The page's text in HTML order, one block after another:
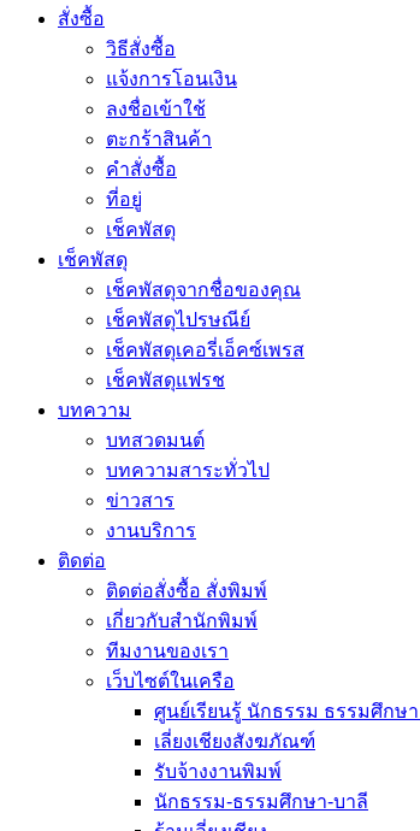
สั่งซื้อ
วิธีสั่งซื้อ
แจ้งการโอนเงิน
ลงชื่อเข้าใช้
ตะกร้าสินค้า
คำสั่งซื้อ
ที่อยู่
เช็คพัสดุ
เช็คพัสดุ
เช็คพัสดุจากชื่อของคุณ
เช็คพัสดุไปรษณีย์
เช็คพัสดุเคอรี่เอ็คซ์เพรส
เช็คพัสดุแฟรช
บทความ
บทสวดมนต์
บทความสาระทั่วไป
ข่าวสาร
งานบริการ
ติดต่อ
ติดต่อสั่งซื้อ สั่งพิมพ์
เกี่ยวกับสำนักพิมพ์
ทีมงานของเรา
เว็บไซต์ในเครือ
ศูนย์เรียนรู้ นักธรรม ธรรมศึกษ
เลี่ยงเชียงสังฆภัณฑ์
รับจ้างงานพิมพ์
นักธรรม-ธรรมศึกษา-บาลี